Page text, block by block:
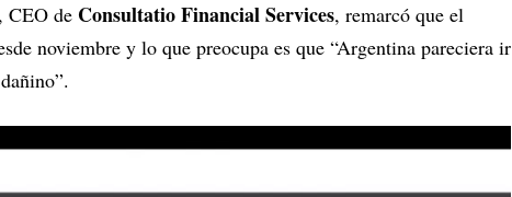
, CEO de Consultatio Financial Services, remarcó que el
noviembre y lo que preocupa es que “Argentina pareciera ir